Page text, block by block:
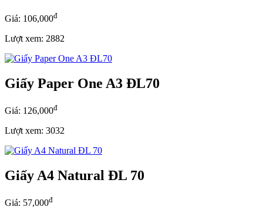
Giá: 106,000đ
Lượt xem: 2882
Giấy Paper One A3 ĐL70
Giá: 126,000đ
Lượt xem: 3032
Giấy A4 Natural ĐL 70
Giá: 57,000đ